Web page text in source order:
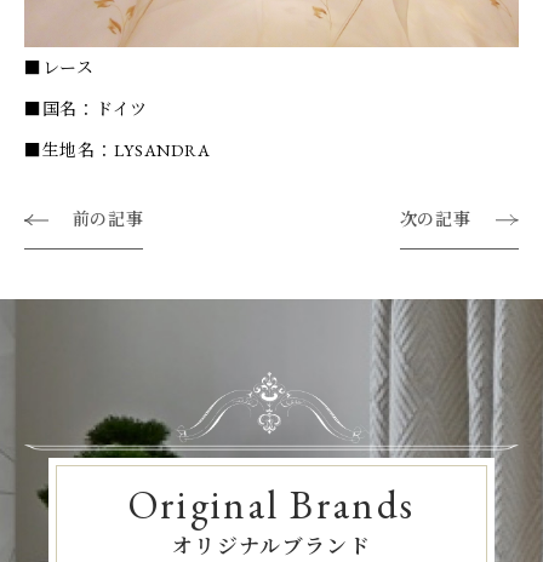
■レース
■国名：ドイツ
■生地名：LYSANDRA
前の記事 次の記事
Original Brands
オリジナルブランド